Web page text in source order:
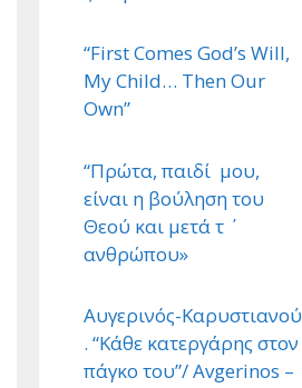
“First Comes God’s Will,
My Child… Then Our
Own”
“Πρώτα, παιδί μου,
είναι η βούληση του
Θεού και μετά τ ΄
ανθρώπου»
Αυγερινός-Καρυστιανού
. “Κάθε κατεργάρης στον
πάγκο του”/ Avgerinos –